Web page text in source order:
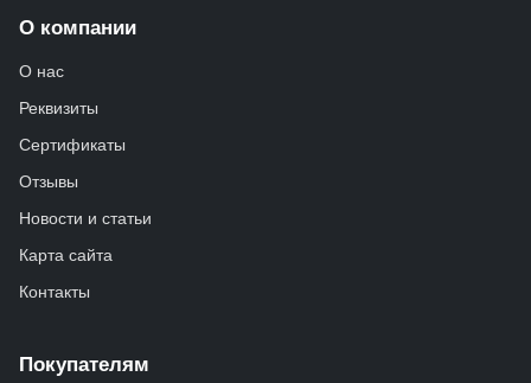
О компании
О нас
Реквизиты
Сертификаты
Отзывы
Новости и статьи
Карта сайта
Контакты
Покупателям